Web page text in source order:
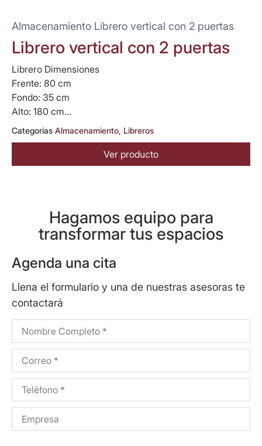
Almacenamiento Librero vertical con 2 puertas
Librero vertical con 2 puertas
Librero Dimensiones
Frente: 80 cm
Fondo: 35 cm
Alto: 180 cm...
Categorias Almacenamiento, Libreros
Ver producto
Hagamos equipo para
transformar tus espacios
Agenda una cita
Llena el formulario y una de nuestras asesoras te
contactará